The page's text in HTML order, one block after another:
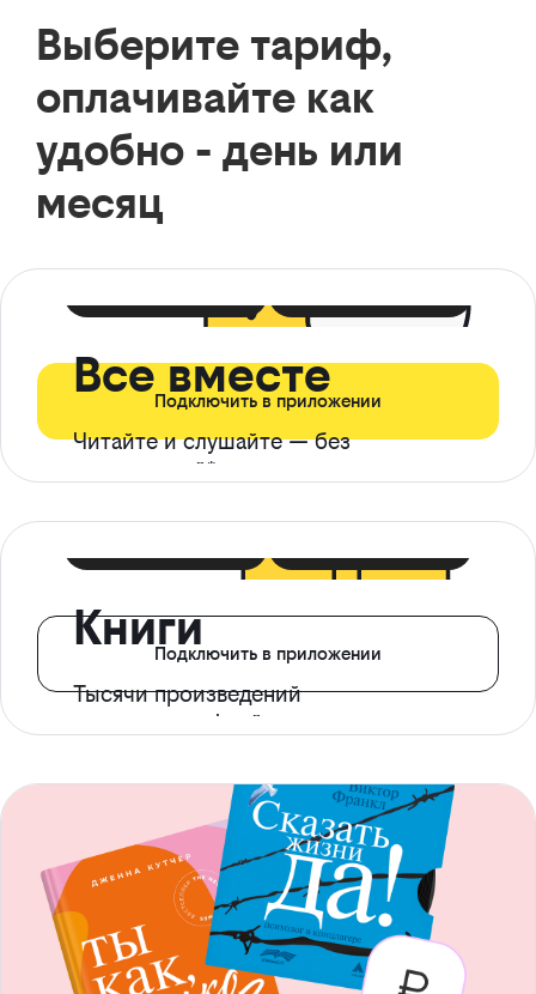
Выберите тариф,
оплачивайте как
удобно - день или
месяц
Все вместе
Читайте и слушайте — без
ограничений*
Подключить в приложении
Книги
Тысячи произведений
с доступом офлайн
Подключить в приложении